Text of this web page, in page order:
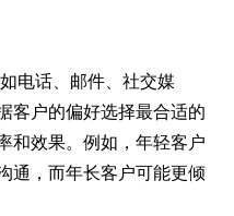
电话、邮件、社交媒
客户的偏好选择最合适的
和效果。例如，年轻客户
通，而年长客户可能更倾